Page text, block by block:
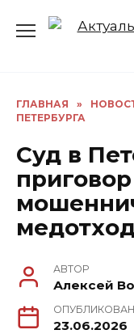
ГЛАВНАЯ »
ПЕТЕРБУРГА
Суд в
АВТОР
Алексей
23.06.2026